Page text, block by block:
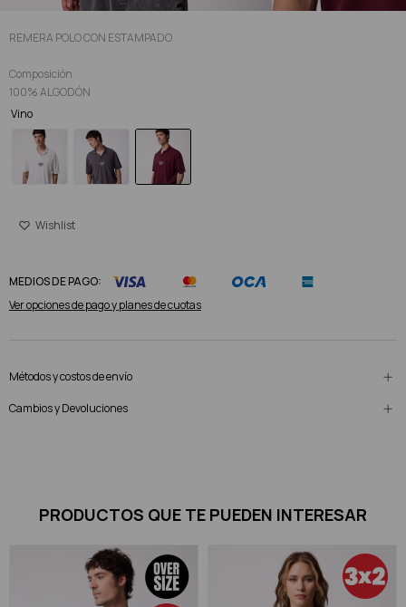
REMERA POLO CON ESTAMPADO
Composición
100% ALGODÓN
Vino
MEDIOS DE PAGO:
Ver opciones de pago y planes de cuotas
Métodos y costos de envío
Cambios y Devoluciones
PRODUCTOS QUE TE PUEDEN INTERESAR